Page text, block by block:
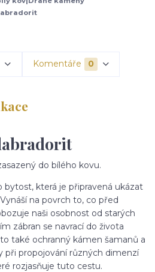
Komentáře 0
do bílého kovu.
bytost, která je připravená ukázat
na povrch to, co před
naši osobnost od starých
zábran se navrací do života
také ochranný kámen šamanů a
při propojování různých dimenzí
rozjasňuje tuto cestu.